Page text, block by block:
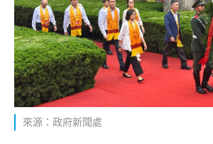
來源：政府新聞處